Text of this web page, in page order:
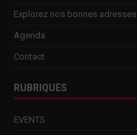
Explorez nos bonnes adresses
Agenda
Contact
RUBRIQUES
EVENTS